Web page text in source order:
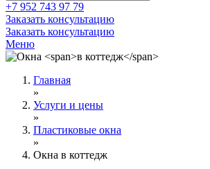
+7 952 743 97 79
Заказать консультацию
Заказать консультацию
Меню
Главная
»
Услуги и цены
»
Пластиковые окна
»
Окна в коттедж